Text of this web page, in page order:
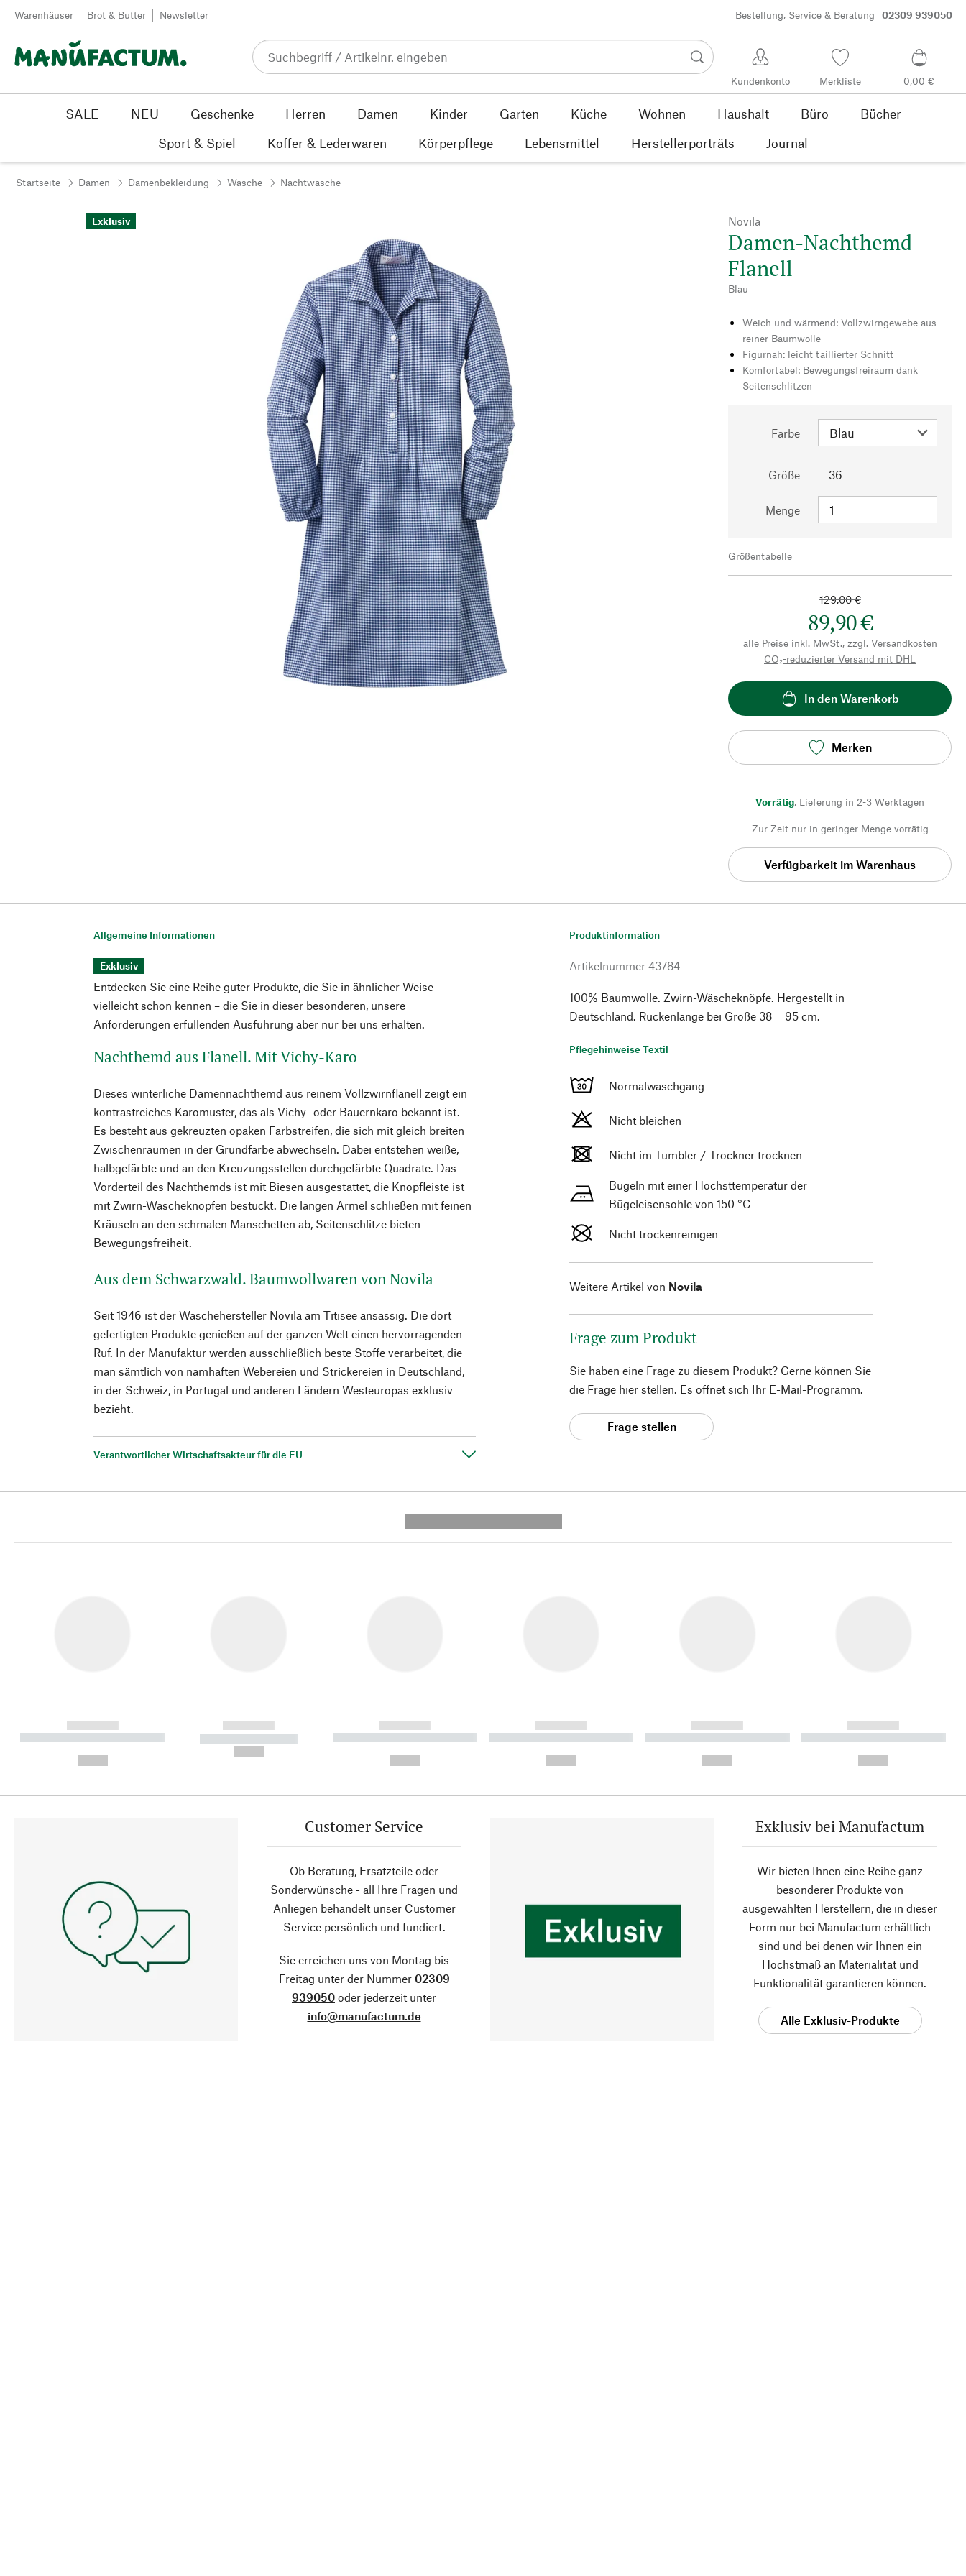
Zum Inhalt springen
Warenhäuser Brot & Butter Newsletter Bestellung, Service & Beratung 02309 939050
Kundenkonto Merkliste 0,00 €
SALE NEU Geschenke Herren Damen Kinder Garten Küche Wohnen Haushalt Büro
Bücher
Sport & Spiel
Koffer & Lederwaren Körperpflege Lebensmittel Herstellerporträts Journal
Startseite Damen Damenbekleidung Wäsche Nachtwäsche
Exklusiv Novila
Damen-Nachthemd
Flanell
Blau
Weich und wärmend: Vollzwirngewebe aus
reiner Baumwolle
Figurnah: leicht taillierter Schnitt
Komfortabel: Bewegungsfreiraum dank
Seitenschlitzen
Farbe
Größe 36
Menge
Größentabelle
129,00 €
89,90 €
alle Preise inkl. MwSt., zzgl. Versandkosten
CO₂-reduzierter Versand mit DHL
In den Warenkorb
Merken
Vorrätig, Lieferung in 2-3 Werktagen
Zur Zeit nur in geringer Menge vorrätig
Verfügbarkeit im Warenhaus
Allgemeine Informationen
Exklusiv
Entdecken Sie eine Reihe guter Produkte, die Sie in ähnlicher Weise
vielleicht schon kennen – die Sie in dieser besonderen, unsere
Anforderungen erfüllenden Ausführung aber nur bei uns erhalten.
Nachthemd aus Flanell. Mit Vichy-Karo
Dieses winterliche Damennachthemd aus reinem Vollzwirnflanell zeigt ein
kontrastreiches Karomuster, das als Vichy- oder Bauernkaro bekannt ist.
Es besteht aus gekreuzten opaken Farbstreifen, die sich mit gleich breiten
Zwischenräumen in der Grundfarbe abwechseln. Dabei entstehen weiße,
halbgefärbte und an den Kreuzungsstellen durchgefärbte Quadrate. Das
Vorderteil des Nachthemds ist mit Biesen ausgestattet, die Knopfleiste ist
mit Zwirn-Wäscheknöpfen bestückt. Die langen Ärmel schließen mit feinen
Kräuseln an den schmalen Manschetten ab, Seitenschlitze bieten
Bewegungsfreiheit.
Aus dem Schwarzwald. Baumwollwaren von Novila
Seit 1946 ist der Wäschehersteller Novila am Titisee ansässig. Die dort
gefertigten Produkte genießen auf der ganzen Welt einen hervorragenden
Ruf. In der Manufaktur werden ausschließlich beste Stoffe verarbeitet, die
man sämtlich von namhaften Webereien und Strickereien in Deutschland,
in der Schweiz, in Portugal und anderen Ländern Westeuropas exklusiv
bezieht.
Verantwortlicher Wirtschaftsakteur für die EU
Produktinformation
Artikelnummer 43784
100% Baumwolle. Zwirn-Wäscheknöpfe. Hergestellt in
Deutschland. Rückenlänge bei Größe 38 = 95 cm.
Pflegehinweise Textil
Normalwaschgang
Nicht bleichen
Nicht im Tumbler / Trockner trocknen
Bügeln mit einer Höchsttemperatur der
Bügeleisensohle von 150 °C
Nicht trockenreinigen
Weitere Artikel von Novila
Frage zum Produkt
Sie haben eine Frage zu diesem Produkt? Gerne können Sie
die Frage hier stellen. Es öffnet sich Ihr E-Mail-Programm.
Frage stellen
------------
----------- ----------- ----------
------------
----------- -----------
------------
----------- ----------- ----------
------------
----------- ----------- ----------
------------
----------- ----------- ----------
------------
----------- ----------- ----------
Customer Service
Ob Beratung, Ersatzteile oder
Sonderwünsche - all Ihre Fragen und
Anliegen behandelt unser Customer
Service persönlich und fundiert.
Sie erreichen uns von Montag bis
Freitag unter der Nummer 02309
939050 oder jederzeit unter
info@manufactum.de
Exklusiv bei Manufactum
Wir bieten Ihnen eine Reihe ganz
besonderer Produkte von
ausgewählten Herstellern, die in dieser
Form nur bei Manufactum erhältlich
sind und bei denen wir Ihnen ein
Höchstmaß an Materialität und
Funktionalität garantieren können.
Alle Exklusiv-Produkte